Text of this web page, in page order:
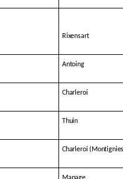
Rixensart
Antoing
Charleroi
Thuin
Charleroi